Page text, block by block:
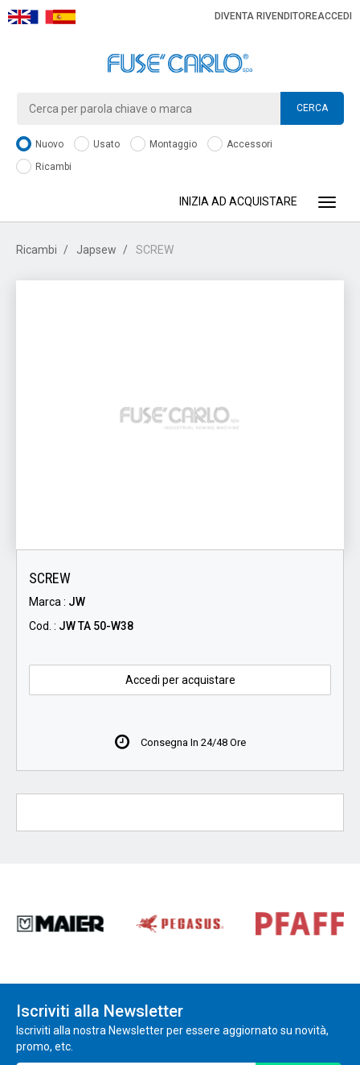
DIVENTA RIVENDITOREACCEDI
CERCA
Nuovo Usato Montaggio
Accessori
Ricambi
INIZIA AD ACQUISTARE
Ricambi Japsew SCREW
SCREW
Marca : JW
Cod. : JW TA 50-W38
Accedi per acquistare
Consegna In 24/48 Ore
Iscriviti alla Newsletter
Iscriviti alla nostra Newsletter per essere aggiornato su novità,
promo, etc.